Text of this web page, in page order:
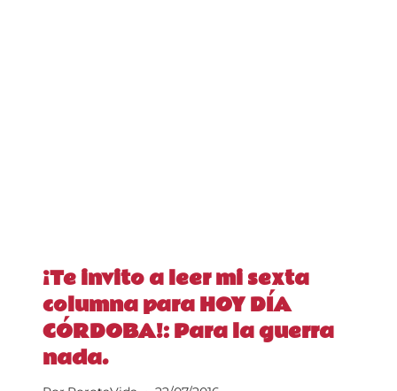
¡Te invito a leer mi sexta
columna para HOY DÍA
CÓRDOBA!: Para la guerra
nada.